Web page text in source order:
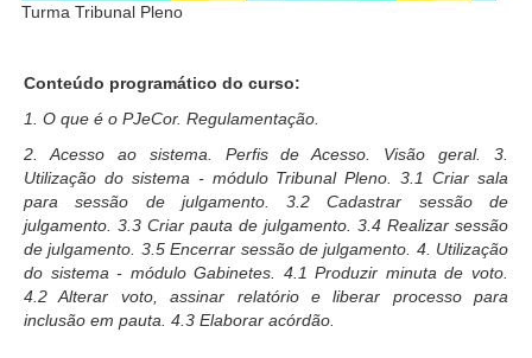
Assessoria de Governança de Gestão de Pessoas
Biblioteca
Centro de Memória
Educação a distância
Responsabilidade Socioambiental
Comissão Permanente de Acessibilidade e Inclusão
Escola Judicial
Programa Trabalho Seguro
Turma Tribunal Pleno
Conteúdo programático do curso:
1. O que é o PJeCor. Regulamentação.
2. Acesso ao sistema. Perfis de Acesso. Visão geral. 3.
Utilização do sistema - módulo Tribunal Pleno. 3.1 Criar sala
para sessão de julgamento. 3.2 Cadastrar sessão de
julgamento. 3.3 Criar pauta de julgamento. 3.4 Realizar sessão
de julgamento. 3.5 Encerrar sessão de julgamento. 4. Utilização
do sistema - módulo Gabinetes. 4.1 Produzir minuta de voto.
4.2 Alterar voto, assinar relatório e liberar processo para
inclusão em pauta. 4.3 Elaborar acórdão.